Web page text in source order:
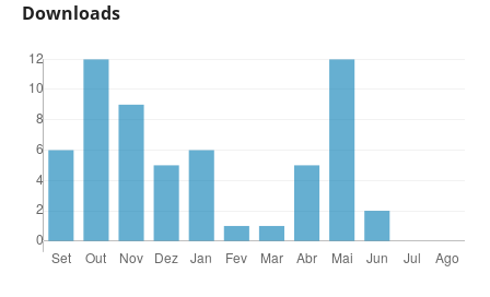
Downloads